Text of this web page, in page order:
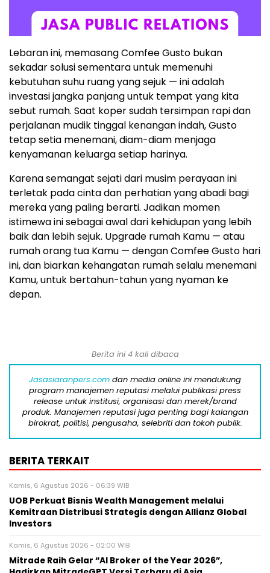
Lebaran ini, memasang Comfee Gusto bukan
sekadar solusi sementara untuk memenuhi
kebutuhan suhu ruang yang sejuk — ini adalah
investasi jangka panjang untuk tempat yang kita
sebut rumah. Saat koper sudah tersimpan rapi dan
perjalanan mudik tinggal kenangan indah, Gusto
tetap setia menemani, diam-diam menjaga
kenyamanan keluarga setiap harinya.
Karena semangat sejati dari musim perayaan ini
terletak pada cinta dan perhatian yang abadi bagi
mereka yang paling berarti. Jadikan momen
istimewa ini sebagai awal dari kehidupan yang lebih
baik dan lebih sejuk. Upgrade rumah Kamu — atau
rumah orang tua Kamu — dengan Comfee Gusto hari
ini, dan biarkan kehangatan rumah selalu menemani
Kamu, untuk bertahun-tahun yang nyaman ke
depan.
Berita ini 4 kali dibaca
Jasasiaranpers.com dan media online ini mendukung
program manajemen reputasi melalui publikasi press
release untuk institusi, organisasi dan merek/brand
produk. Manajemen reputasi juga penting bagi kalangan
birokrat, politisi, pengusaha, selebriti dan tokoh publik.
BERITA TERKAIT
Kamis, 6 Agustus 2026 - 06:39 WIB
UOB Perkuat Bisnis Wealth Management melalui
Kemitraan Distribusi Strategis dengan Allianz Global
Investors
Kamis, 6 Agustus 2026 - 02:00 WIB
Mitrade Raih Gelar “AI Broker of the Year 2026”,